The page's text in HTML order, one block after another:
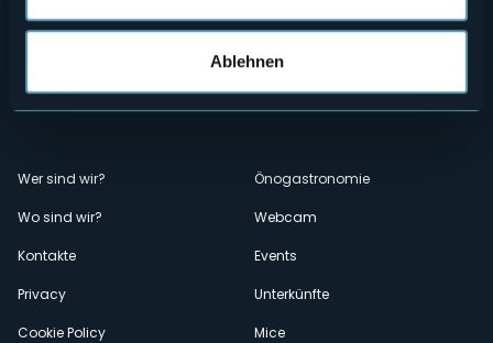
Ablehnen
Menù
secondario
Wer sind wir?
Wo sind wir?
Kontakte
Privacy
Cookie Policy
Önogastronomie
Webcam
Events
Unterkünfte
Mice